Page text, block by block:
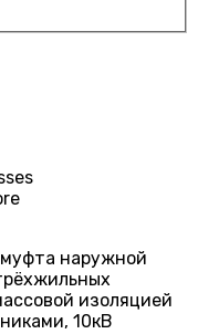
муфта наружной
изоляцией
10кВ